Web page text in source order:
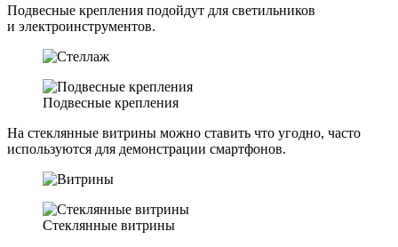
Подвесные крепления подойдут для светильников
и электроинструментов.
Подвесные крепления
На стеклянные витрины можно ставить что угодно, часто
используются для демонстрации смартфонов.
Стеклянные витрины